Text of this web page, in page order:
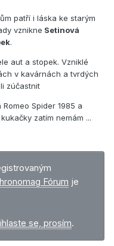
patří i láska ke starým
vznikne Setinová
.
aut a stopek. Vzniklé
v kavárnách a tvrdých
zúčastnit
Spider 1985 a
zatím nemám ...
Fórum je
se, prosím.